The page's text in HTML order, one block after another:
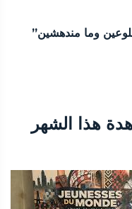
وما مندهشين”
هذا الشهر